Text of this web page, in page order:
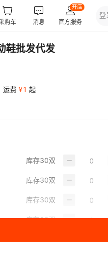
鞋批发代发
运费 ¥1 起
库存30双
库存30双
库存30双
库存30双